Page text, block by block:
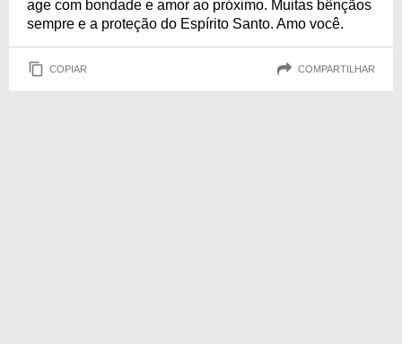
age com bondade e amor ao próximo. Muitas bênçãos
sempre e a proteção do Espírito Santo. Amo você.
COPIAR COMPARTILHAR